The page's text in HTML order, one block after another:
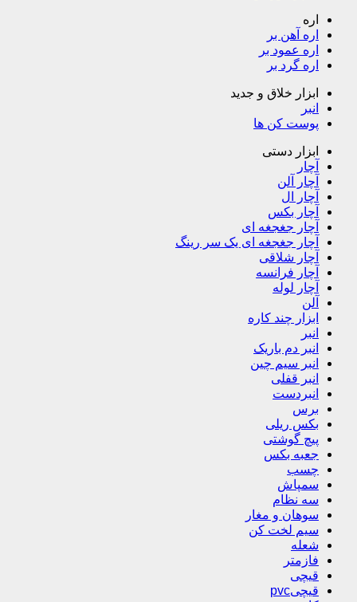
اره
اره آهن بر
اره عمود بر
اره گرد بر
ابزار خلاق و جدید
انبر
پوست کن ها
ابزار دستی
آچار
آچار آلن
آچار ال
آچار بکس
آچار جغجغه ای
آچار جغجغه ای یک سر رینگ
آچار شلاقی
آچار فرانسه
آچار لوله
آلن
ابزار چند کاره
انبر
انبر دم باریک
انبر سیم چین
انبر قفلی
انبردست
برس
بکس ریلی
پیچ گوشتی
جعبه بکس
چسب
سمپاش
سه نظام
سوهان و مغار
سیم لخت کن
شعله
فازمتر
قیچی
قیچیpvc